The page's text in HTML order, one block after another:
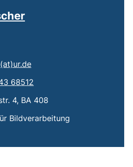
(öffnet Ihr E-Mail-
68512
4, BA 408
Bildverarbeitung